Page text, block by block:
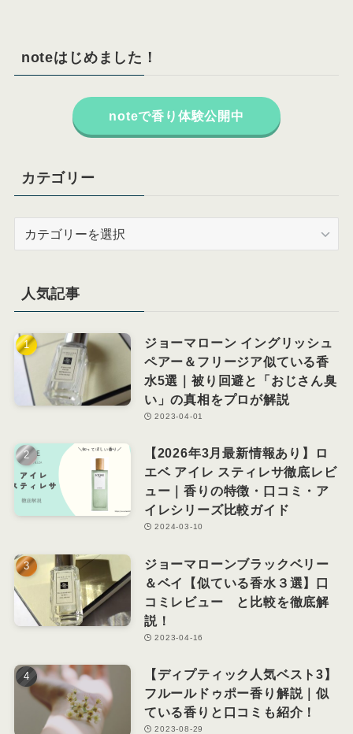
noteはじめました！
noteで香り体験公開中
カテゴリー
ー
人気記事
ジョーマローン イングリッシュ
ペアー＆フリージア似ている香
水5選｜被り回避と「おじさん臭
い」の真相をプロが解説
2023-04-01
【2026年3月最新情報あり】ロ
エベ アイレ スティレサ徹底レビ
ュー｜香りの特徴・口コミ・ア
イレシリーズ比較ガイド
2024-03-10
ジョーマローンブラックベリー
＆ベイ【似ている香水３選】口
コミレビュー と比較を徹底解
説！
2023-04-16
【ディプティック人気ベスト3】
フルールドゥポー香り解説｜似
ている香りと口コミも紹介！
2023-08-29